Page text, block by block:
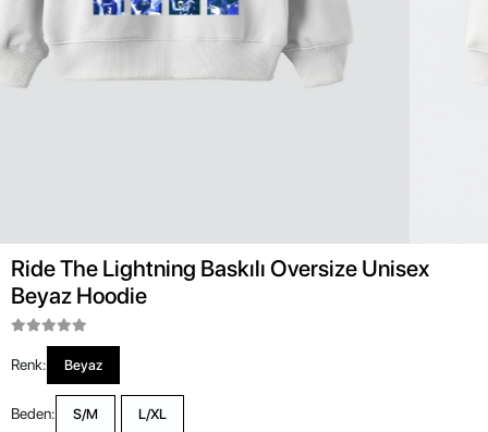
Ride The Lightning Baskılı Oversize Unisex
Beyaz Hoodie
Renk: Beyaz
Beden: S/M L/XL